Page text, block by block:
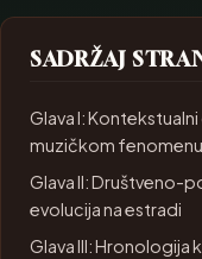
SADRŽAJ
Glava I:
muzičkom fenomenu
Glava II: Društveno-
evolucija na estradi
Glava III: Hronologija